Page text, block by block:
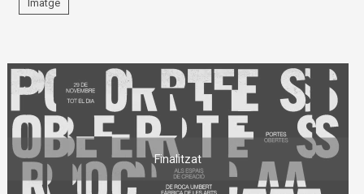
Imatge
Finalitzat